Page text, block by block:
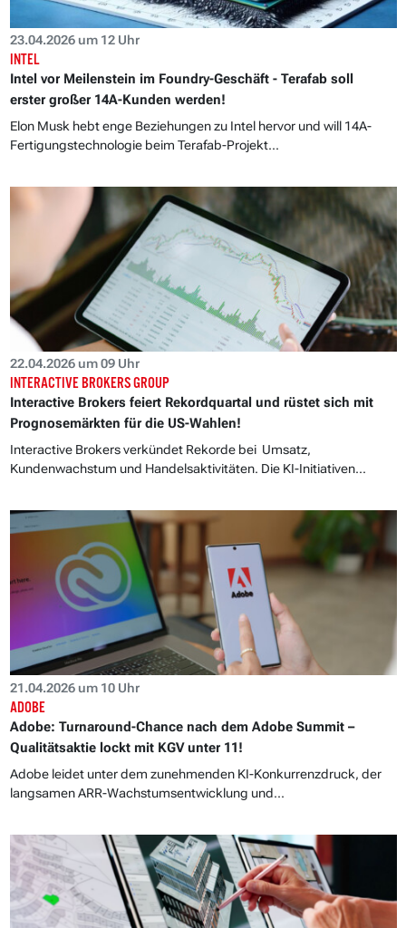
23.04.2026 um 12 Uhr
INTEL
Intel vor Meilenstein im Foundry-Geschäft - Terafab soll
erster großer 14A-Kunden werden!
Elon Musk hebt enge Beziehungen zu Intel hervor und will 14A-
Fertigungstechnologie beim Terafab-Projekt...
22.04.2026 um 09 Uhr
INTERACTIVE BROKERS GROUP
Interactive Brokers feiert Rekordquartal und rüstet sich mit
Prognosemärkten für die US-Wahlen!
Interactive Brokers verkündet Rekorde bei Umsatz,
Kundenwachstum und Handelsaktivitäten. Die KI-Initiativen...
21.04.2026 um 10 Uhr
ADOBE
Adobe: Turnaround-Chance nach dem Adobe Summit –
Qualitätsaktie lockt mit KGV unter 11!
Adobe leidet unter dem zunehmenden KI-Konkurrenzdruck, der
langsamen ARR-Wachstumsentwicklung und...